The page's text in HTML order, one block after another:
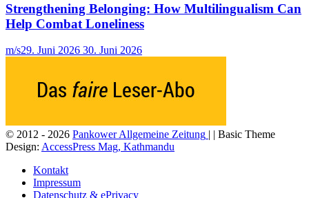
Strengthening Belonging: How Multilingualism Can
Help Combat Loneliness
m/s29. Juni 2026 30. Juni 2026
© 2012 - 2026 Pankower Allgemeine Zeitung | | Basic Theme
Design: AccessPress Mag, Kathmandu
Kontakt
Impressum
Datenschutz & ePrivacy